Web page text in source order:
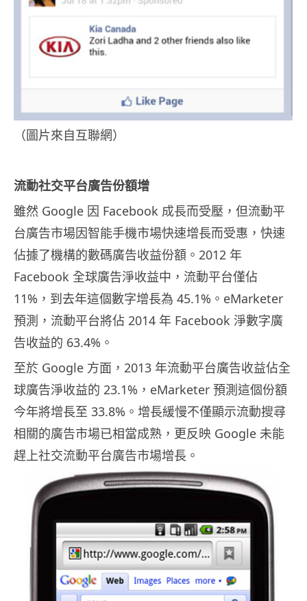
（圖片來自互聯網）
流動社交平台廣告份額增
雖然 Google 因 Facebook 成長而受壓，但流動平
台廣告市場因智能手機市場快速增長而受惠，快速
佔據了機構的數碼廣告收益份額。2012 年
Facebook 全球廣告淨收益中，流動平台僅佔
11%，到去年這個數字增長為 45.1%。eMarketer
預測，流動平台將佔 2014 年 Facebook 淨數字廣
告收益的 63.4%。
至於 Google 方面，2013 年流動平台廣告收益佔全
球廣告淨收益的 23.1%，eMarketer 預測這個份額
今年將增長至 33.8%。增長緩慢不僅顯示流動搜尋
相關的廣告市場已相當成熟，更反映 Google 未能
趕上社交流動平台廣告市場增長。